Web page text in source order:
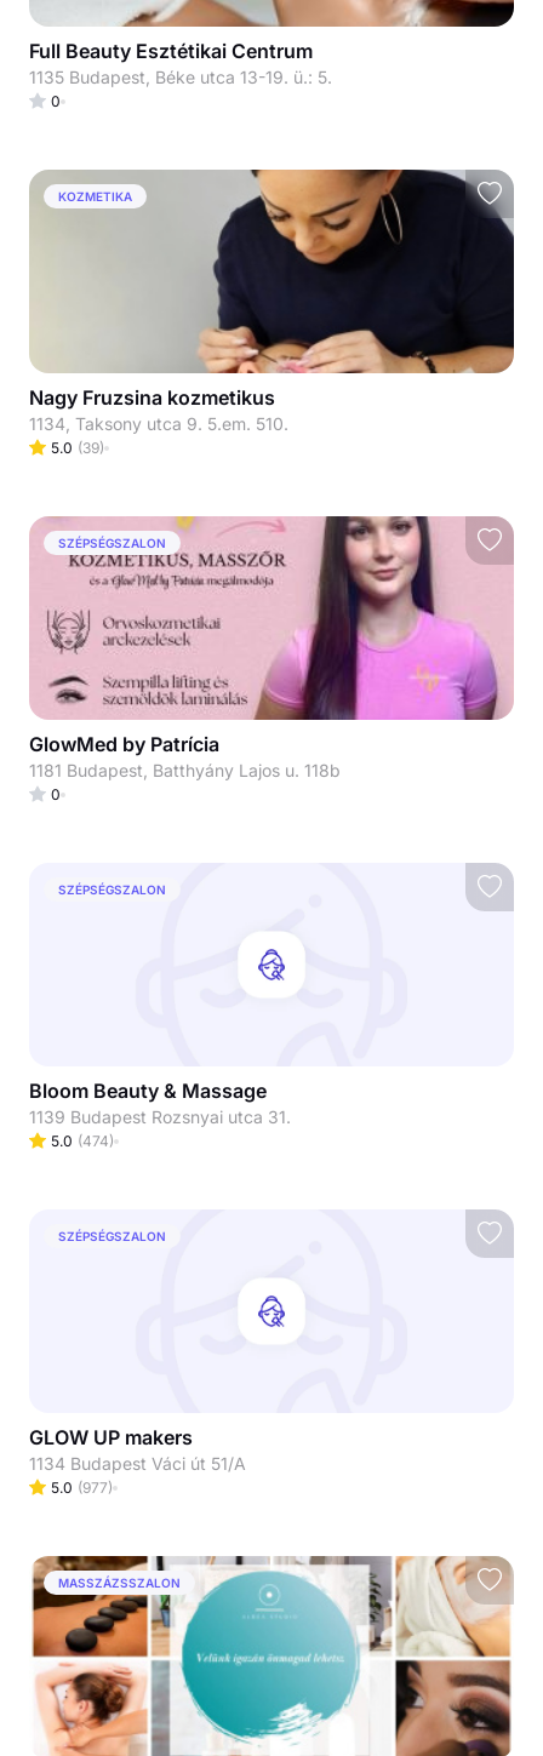
Full Beauty Esztétikai Centrum
1135 Budapest, Béke utca 13-19. ü.: 5.
0
KOZMETIKA
Nagy Fruzsina kozmetikus
1134, Taksony utca 9. 5.em. 510.
5.0 (39)
SZÉPSÉGSZALON
GlowMed by Patrícia
1181 Budapest, Batthyány Lajos u. 118b
0
SZÉPSÉGSZALON
Bloom Beauty & Massage
1139 Budapest Rozsnyai utca 31.
5.0 (474)
SZÉPSÉGSZALON
GLOW UP makers
1134 Budapest Váci út 51/A
5.0 (977)
MASSZÁZSSZALON